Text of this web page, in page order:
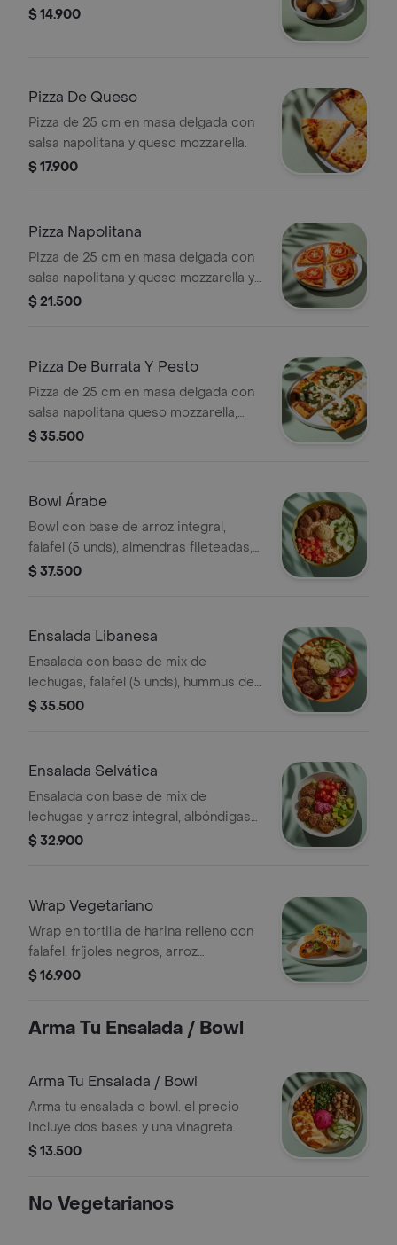
$ 14.900
Pizza De Queso
Pizza de 25 cm en masa delgada con
salsa napolitana y queso mozzarella.
$ 17.900
Pizza Napolitana
Pizza de 25 cm en masa delgada con
salsa napolitana y queso mozzarella y
tomate.
$ 21.500
Pizza De Burrata Y Pesto
Pizza de 25 cm en masa delgada con
salsa napolitana queso mozzarella,
burrata, pesto, almendras y miel.
$ 35.500
Bowl Árabe
Bowl con base de arroz integral,
falafel (5 unds), almendras fileteadas,
tomate, pepino, hummus y perejil.
$ 37.500
Ensalada Libanesa
Ensalada con base de mix de
lechugas, falafel (5 unds), hummus de
garbanzo, queso feta, tomate cherry,
$ 35.500
Ensalada Selvática
Ensalada con base de mix de
lechugas y arroz integral, albóndigas
de berenjena (5 unds), tomate cherry,
$ 32.900
Wrap Vegetariano
Wrap en tortilla de harina relleno con
falafel, fríjoles negros, arroz
achiotado, queso mozzarella, pico de
$ 16.900
Arma Tu Ensalada / Bowl
Arma Tu Ensalada / Bowl
Arma tu ensalada o bowl. el precio
incluye dos bases y una vinagreta.
$ 13.500
No Vegetarianos